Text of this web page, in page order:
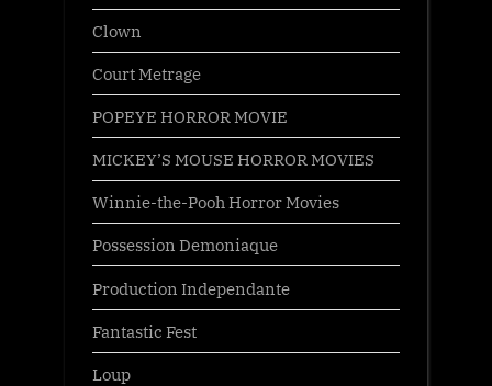
Clown
Court Metrage
POPEYE HORROR MOVIE
MICKEY’S MOUSE HORROR MOVIES
Winnie-the-Pooh Horror Movies
Possession Demoniaque
Production Independante
Fantastic Fest
Loup